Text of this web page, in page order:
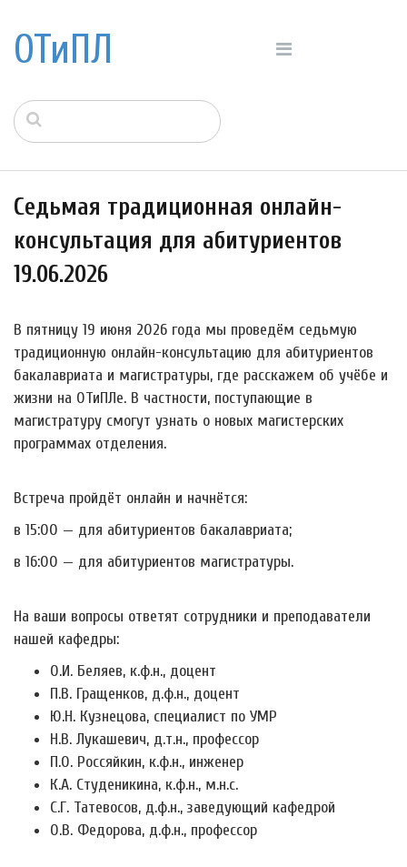
ОТиПЛ
Седьмая традиционная онлайн-
консультация для абитуриентов
19.06.2026
В пятницу 19 июня 2026 года мы проведём седьмую
традиционную онлайн-консультацию для абитуриентов
бакалавриата и магистратуры, где расскажем об учёбе и
жизни на ОТиПЛе. В частности, поступающие в
магистратуру смогут узнать о новых магистерских
программах отделения.
Встреча пройдёт онлайн и начнётся:
в 15:00 — для абитуриентов бакалавриата;
в 16:00 — для абитуриентов магистратуры.
На ваши вопросы ответят сотрудники и преподаватели
нашей кафедры:
О.И. Беляев, к.ф.н., доцент
П.В. Гращенков, д.ф.н., доцент
Ю.Н. Кузнецова, специалист по УМР
Н.В. Лукашевич, д.т.н., профессор
П.О. Россяйкин, к.ф.н., инженер
К.А. Студеникина, к.ф.н., м.н.с.
С.Г. Татевосов, д.ф.н., заведующий кафедрой
О.В. Федорова, д.ф.н., профессор